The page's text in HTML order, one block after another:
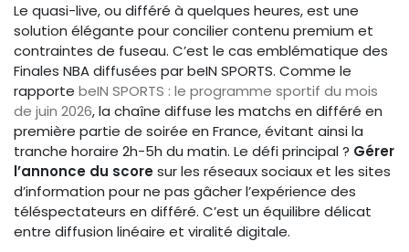
Le quasi-live, ou différé à quelques heures, est une
solution élégante pour concilier contenu premium et
contraintes de fuseau. C’est le cas emblématique des
Finales NBA diffusées par beIN SPORTS. Comme le
rapporte beIN SPORTS : le programme sportif du mois
de juin 2026, la chaîne diffuse les matchs en différé en
première partie de soirée en France, évitant ainsi la
tranche horaire 2h-5h du matin. Le défi principal ? Gérer
l’annonce du scoresur les réseaux sociaux et les sites
d’information pour ne pas gâcher l’expérience des
téléspectateurs en différé. C’est un équilibre délicat
entre diffusion linéaire et viralité digitale.